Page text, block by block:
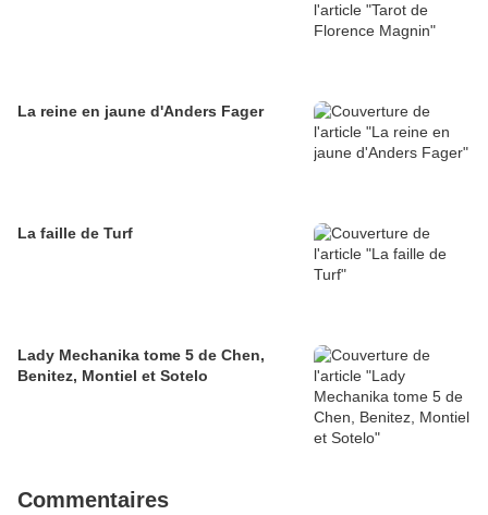
La reine en jaune d'Anders Fager
La faille de Turf
Lady Mechanika tome 5 de Chen,
Benitez, Montiel et Sotelo
Commentaires